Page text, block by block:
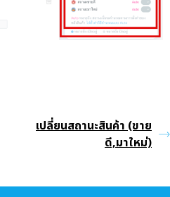
เปลี่ยนสถานะสินค้า (ขาย
ดี,มาใหม่)